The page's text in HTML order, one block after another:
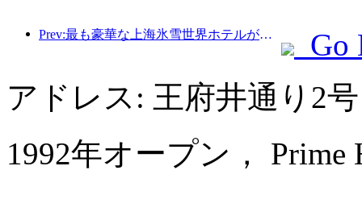
Prev:最も豪華な上海氷雪世界ホテルが誕生
Go
アドレス: 王府井通り2
1992年オープン， Prime